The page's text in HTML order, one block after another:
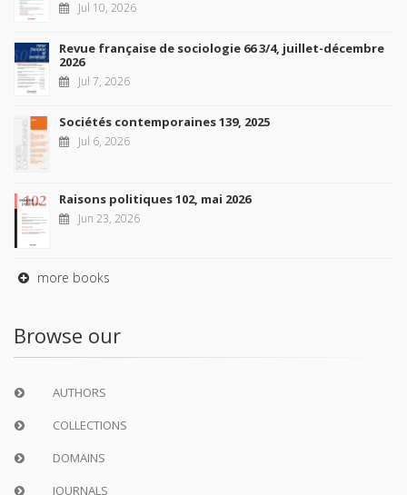
Jul 10, 2026
Revue française de sociologie 66 3/4, juillet-décembre
2026
Jul 7, 2026
Sociétés contemporaines 139, 2025
Jul 6, 2026
Raisons politiques 102, mai 2026
Jun 23, 2026
more books
Browse our
AUTHORS
COLLECTIONS
DOMAINS
JOURNALS